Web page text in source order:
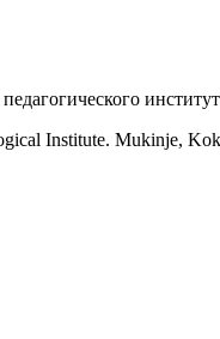
Institute. Mukinje,